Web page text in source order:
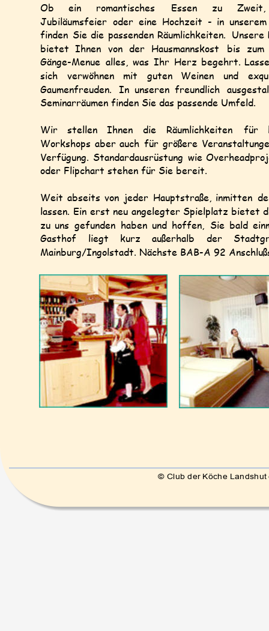
Ob
ein romantisches Essen zu
Zweit,
Jubiläumsfeier oder eine Hochzeit - in unserem
finden Sie die passenden Räumlichkeiten. Unsere
bietet Ihnen von der Hausmannskost bis zum
Gänge-Menue alles, was Ihr Herz begehrt.
sich
verwöhnen mit guten Weinen und
Gaumenfreuden. In unseren freundlich
Seminarräumen finden Sie das passende Umfeld.
Wir
stellen Ihnen die Räumlichkeiten für
Workshops aber auch für größere
Verfügung. Standardausrüstung wie
oder Flipchart stehen für Sie bereit.
Weit abseits von jeder Hauptstraße, inmitten
lassen. Ein erst neu angelegter Spielplatz bietet
zu uns gefunden haben und hoffen, Sie bald
Gasthof
liegt kurz außerhalb der
Mainburg/Ingolstadt. Nächste BAB-A 92
© Club der Köche Landshut